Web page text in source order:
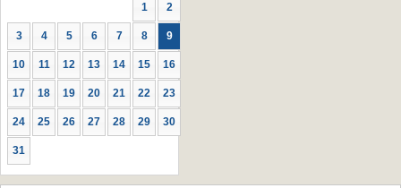
1 2
3 4 5 6 7 8 9
10 11 12 13 14 15 16
17 18 19 20 21 22 23
24 25 26 27 28 29 30
31